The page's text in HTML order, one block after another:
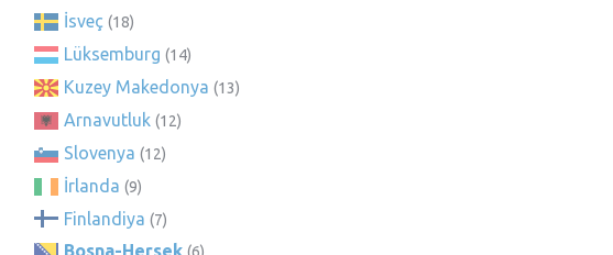
İsveç (18)
Lüksemburg (14)
Kuzey Makedonya (13)
Arnavutluk (12)
Slovenya (12)
İrlanda (9)
Finlandiya (7)
Bosna-Hersek